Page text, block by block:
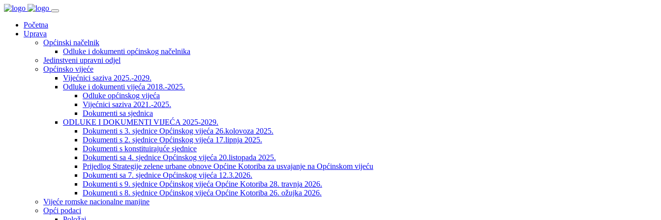
Početna
Uprava
Općinski načelnik
Odluke i dokumenti općinskog načelnika
Jedinstveni upravni odjel
Općinsko vijeće
Vijećnici saziva 2025.-2029.
Odluke i dokumenti vijeća 2018.-2025.
Odluke općinskog vijeća
Vijećnici saziva 2021.-2025.
Dokumenti sa sjednica
ODLUKE I DOKUMENTI VIJEĆA 2025-2029.
Dokumenti s 3. sjednice Općinskog vijeća 26.kolovoza 2025.
Dokumenti s 2. sjednice Općinskog vijeća 17.lipnja 2025.
Dokumenti s konstituirajuće sjednice
Dokumenti sa 4. sjednice Općinskog vijeća 20.listopada 2025.
Prijedlog Strategije zelene urbane obnove Općine Kotoriba za usvajanje na Općinskom vijeću
Dokumenti sa 7. sjednice Općinskog vijeća 12.3.2026.
Dokumenti s 9. sjednice Općinskog vijeća Općine Kotoriba 28. travnja 2026.
Dokumenti s 8. sjednice Općinskog vijeća Općine Kotoriba 26. ožujka 2026.
Vijeće romske nacionalne manjine
Opći podaci